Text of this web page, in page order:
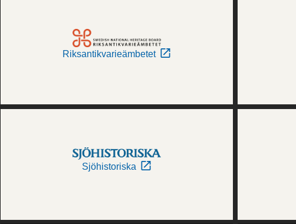
Riksantikvarieämbetet
Sjöhistoriska